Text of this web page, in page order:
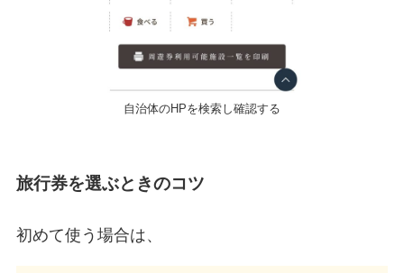
自治体のHPを検索し確認する
旅行券を選ぶときのコツ
初めて使う場合は、